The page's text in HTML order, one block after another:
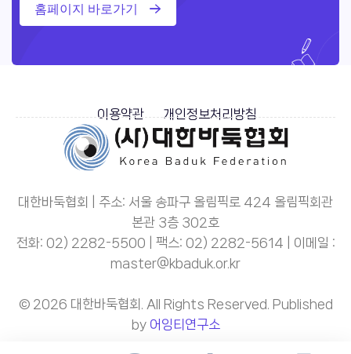
홈페이지 바로가기
이용약관 개인정보처리방침
대한바둑협회 | 주소: 서울 송파구 올림픽로 424 올림픽회관
본관 3층 302호
전화: 02) 2282-5500 | 팩스: 02) 2282-5614 | 이메일 :
master@kbaduk.or.kr
© 2026 대한바둑협회. All Rights Reserved. Published
by 어잉티연구소